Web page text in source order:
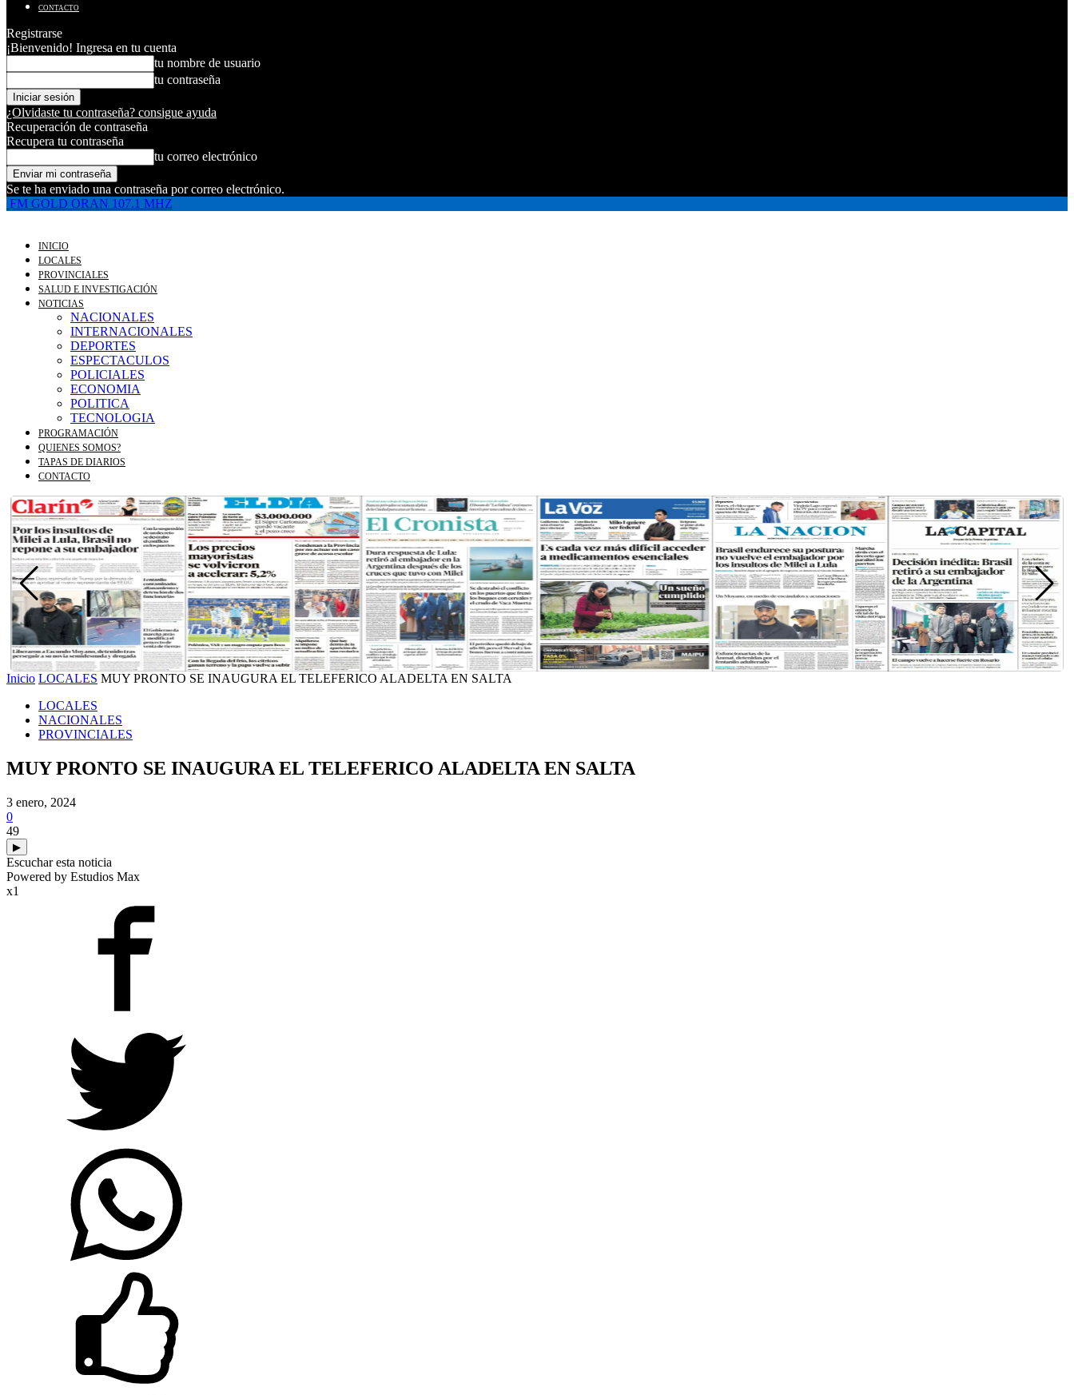
CONTACTO
Registrarse
¡Bienvenido! Ingresa en tu cuenta
tu nombre de usuario
tu contraseña
¿Olvidaste tu contraseña? consigue ayuda
Recuperación de contraseña
Recupera tu contraseña
tu correo electrónico
Se te ha enviado una contraseña por correo electrónico.
FM GOLD ORAN 107.1 MHZ
INICIO
LOCALES
PROVINCIALES
SALUD E INVESTIGACIÓN
NOTICIAS
NACIONALES
INTERNACIONALES
DEPORTES
ESPECTACULOS
POLICIALES
ECONOMIA
POLITICA
TECNOLOGIA
PROGRAMACIÓN
QUIENES SOMOS?
TAPAS DE DIARIOS
CONTACTO
Inicio LOCALES MUY PRONTO SE INAUGURA EL TELEFERICO ALADELTA EN SALTA
LOCALES
NACIONALES
PROVINCIALES
MUY PRONTO SE INAUGURA EL TELEFERICO ALADELTA EN SALTA
3 enero, 2024
0
49
▶
Escuchar esta noticia
Powered by Estudios Max
x1